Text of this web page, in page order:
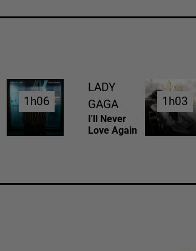
1h06
1h06
LADY
GAGA
I'll Never
Love Again
1h03
1h03